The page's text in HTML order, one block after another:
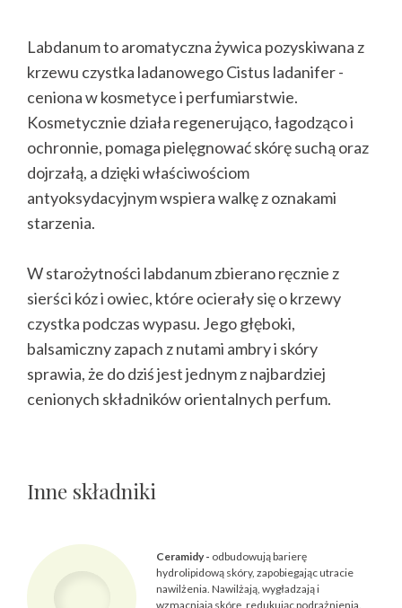
Labdanum to aromatyczna żywica pozyskiwana z
krzewu czystka ladanowego Cistus ladanifer -
ceniona w kosmetyce i perfumiarstwie.
Kosmetycznie działa regenerująco, łagodząco i
ochronnie, pomaga pielęgnować skórę suchą oraz
dojrzałą, a dzięki właściwościom
antyoksydacyjnym wspiera walkę z oznakami
starzenia.
W starożytności labdanum zbierano ręcznie z
sierści kóz i owiec, które ocierały się o krzewy
czystka podczas wypasu. Jego głęboki,
balsamiczny zapach z nutami ambry i skóry
sprawia, że do dziś jest jednym z najbardziej
cenionych składników orientalnych perfum.
Inne składniki
Ceramidy - odbudowują barierę
hydrolipidową skóry, zapobiegając utracie
nawilżenia. Nawilżają, wygładzają i
wzmacniają skórę, redukując podrażnienia.